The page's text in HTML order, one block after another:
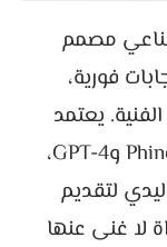
مصمم
فورية،
يعتمد
على نماذج لغوية متقدمة مثل Phind-70B وGPT-4،
لتقديم
لا غنى عنها